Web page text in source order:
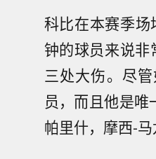
科比在本赛季
钟的球员来说
三处大伤。尽
员，而且他是
帕里什，摩西-